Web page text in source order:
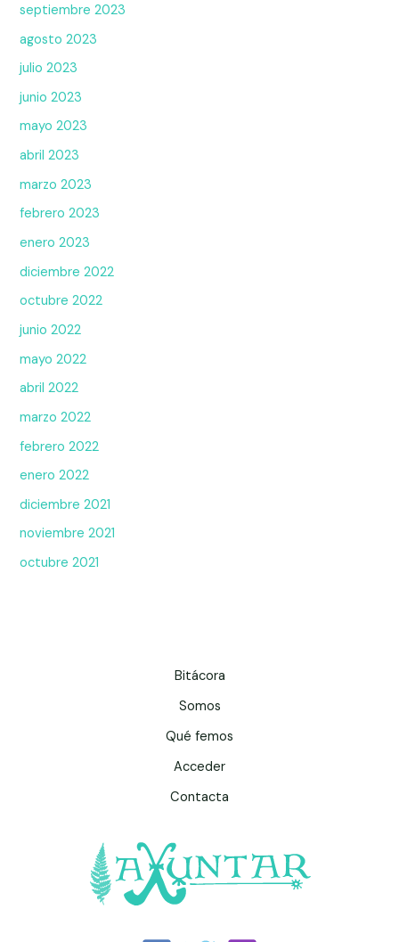
septiembre 2023
agosto 2023
julio 2023
junio 2023
mayo 2023
abril 2023
marzo 2023
febrero 2023
enero 2023
diciembre 2022
octubre 2022
junio 2022
mayo 2022
abril 2022
marzo 2022
febrero 2022
enero 2022
diciembre 2021
noviembre 2021
octubre 2021
Bitácora
Somos
Qué femos
Acceder
Contacta